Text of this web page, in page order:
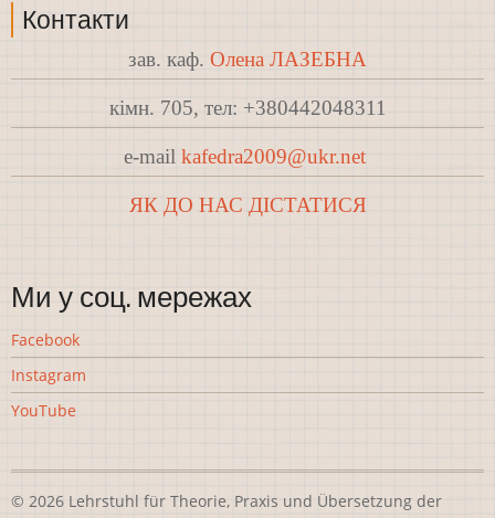
Контакти
зав. каф. Олена ЛАЗЕБНА
кімн. 705, тел: +380442048311
e-mail kafedra2009@ukr.net
ЯК ДО НАС ДІСТАТИСЯ
Ми у соц. мережах
Facebook
Instagram
YouTube
© 2026 Lehrstuhl für Theorie, Praxis und Übersetzung der